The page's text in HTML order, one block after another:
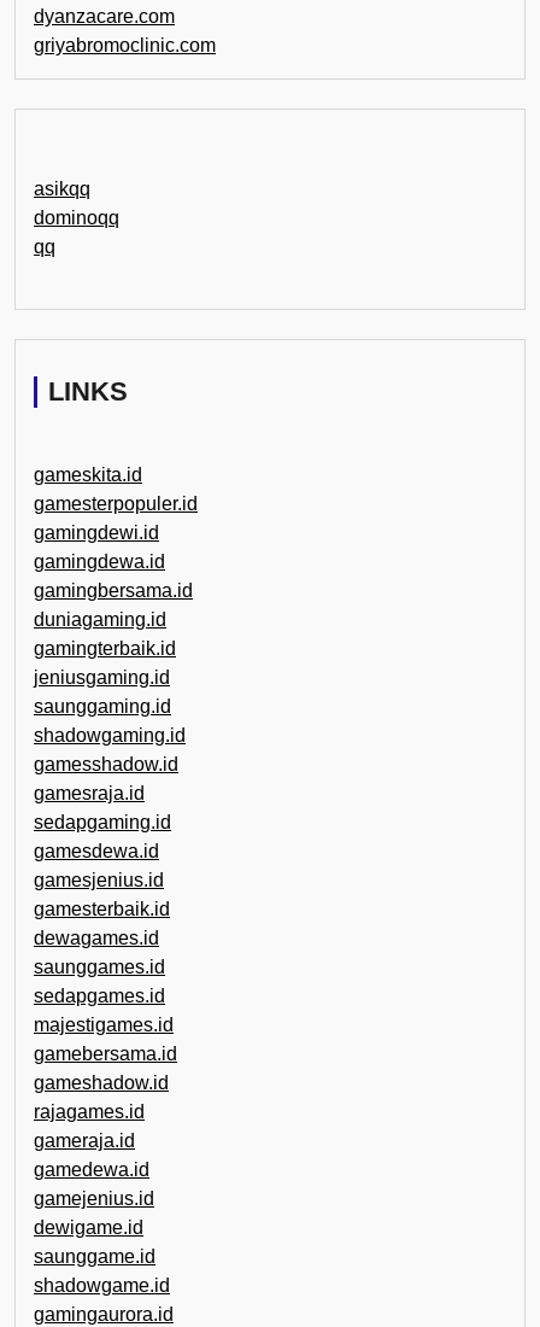
dyanzacare.com
griyabromoclinic.com
asikqq
dominoqq
qq
LINKS
gameskita.id
gamesterpopuler.id
gamingdewi.id
gamingdewa.id
gamingbersama.id
duniagaming.id
gamingterbaik.id
jeniusgaming.id
saunggaming.id
shadowgaming.id
gamesshadow.id
gamesraja.id
sedapgaming.id
gamesdewa.id
gamesjenius.id
gamesterbaik.id
dewagames.id
saunggames.id
sedapgames.id
majestigames.id
gamebersama.id
gameshadow.id
rajagames.id
gameraja.id
gamedewa.id
gamejenius.id
dewigame.id
saunggame.id
shadowgame.id
gamingaurora.id